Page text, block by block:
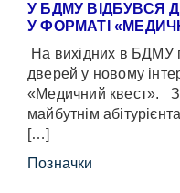
У БДМУ ВІДБУВСЯ
У ФОРМАТІ
На вихідних в БДМУ
дверей у новому
«Медичний квест».
майбутнім
[…]
Позначки